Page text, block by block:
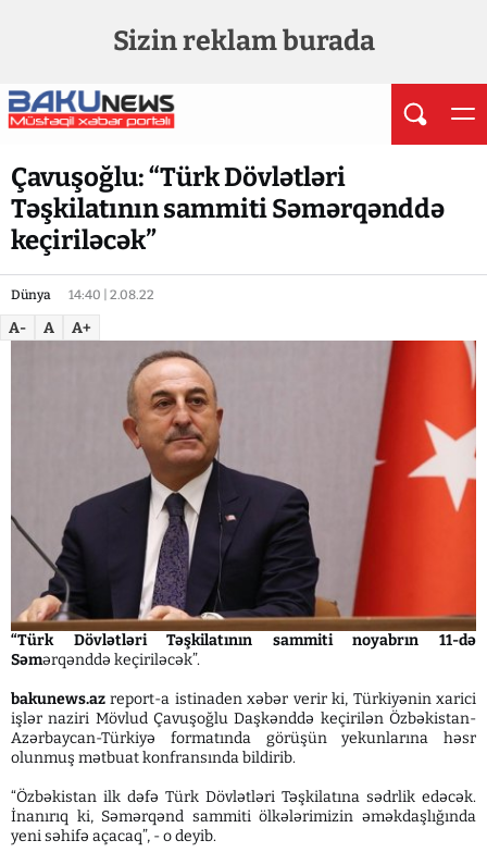
Sizin reklam burada
Çavuşoğlu: “Türk Dövlətləri
Təşkilatının sammiti Səmərqənddə
keçiriləcək”
Dünya 14:40 | 2.08.22
A- A A+
“Türk Dövlətləri Təşkilatının sammiti noyabrın 11-də
Səmərqənddə keçiriləcək”.
bakunews.az report-a istinaden xəbər verir ki, Türkiyənin xarici
işlər naziri Mövlud Çavuşoğlu Daşkənddə keçirilən Özbəkistan-
Azərbaycan-Türkiyə formatında görüşün yekunlarına həsr
olunmuş mətbuat konfransında bildirib.
“Özbəkistan ilk dəfə Türk Dövlətləri Təşkilatına sədrlik edəcək.
İnanırıq ki, Səmərqənd sammiti ölkələrimizin əməkdaşlığında
yeni səhifə açacaq”, - o deyib.